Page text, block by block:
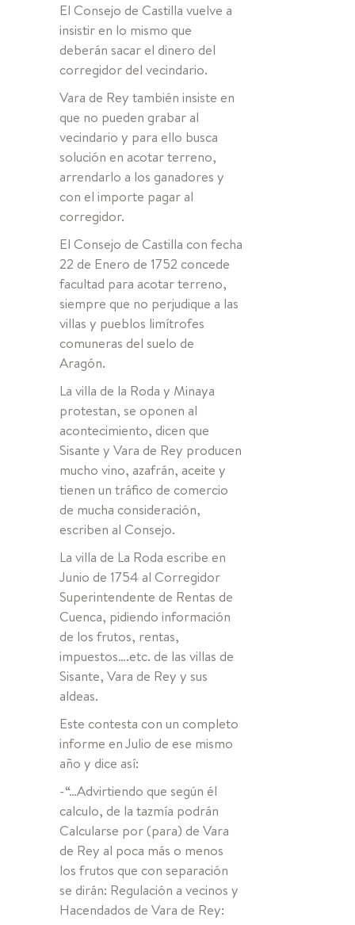
El Consejo de Castilla vuelve a
insistir en lo mismo que
deberán sacar el dinero del
corregidor del vecindario.
Vara de Rey también insiste en
que no pueden grabar al
vecindario y para ello busca
solución en acotar terreno,
arrendarlo a los ganadores y
con el importe pagar al
corregidor.
El Consejo de Castilla con fecha
22 de Enero de 1752 concede
facultad para acotar terreno,
siempre que no perjudique a las
villas y pueblos limítrofes
comuneras del suelo de
Aragón.
La villa de la Roda y Minaya
protestan, se oponen al
acontecimiento, dicen que
Sisante y Vara de Rey producen
mucho vino, azafrán, aceite y
tienen un tráfico de comercio
de mucha consideración,
escriben al Consejo.
La villa de La Roda escribe en
Junio de 1754 al Corregidor
Superintendente de Rentas de
Cuenca, pidiendo información
de los frutos, rentas,
impuestos….etc. de las villas de
Sisante, Vara de Rey y sus
aldeas.
Este contesta con un completo
informe en Julio de ese mismo
año y dice así:
-“…Advirtiendo que según él
calculo, de la tazmía podrán
Calcularse por (para) de Vara
de Rey al poca más o menos
los frutos que con separación
se dirán: Regulación a vecinos y
Hacendados de Vara de Rey: